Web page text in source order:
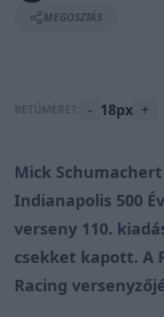
MEGOSZTÁS
BETŰMÉRET: - 18px +
Mick
Indianapolis 500
verseny 110.
csekket kapott. A
Racing